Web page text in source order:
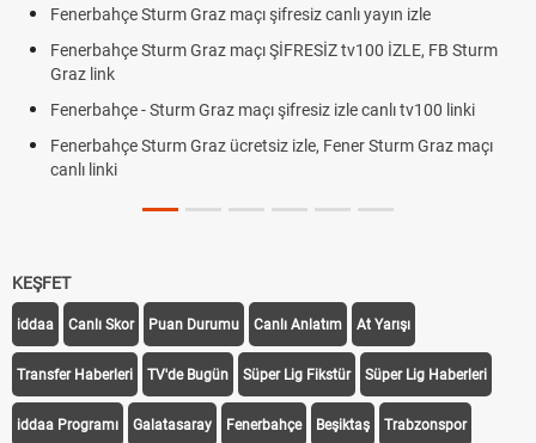
Fenerbahçe Sturm Graz maçı şifresiz canlı yayın izle
Fenerbahçe Sturm Graz maçı ŞİFRESİZ tv100 İZLE, FB Sturm
Graz link
Fenerbahçe - Sturm Graz maçı şifresiz izle canlı tv100 linki
Fenerbahçe Sturm Graz ücretsiz izle, Fener Sturm Graz maçı
canlı linki
KEŞFET
iddaa Canlı Skor Puan Durumu Canlı Anlatım At Yarışı
Transfer Haberleri TV'de Bugün Süper Lig Fikstür Süper Lig Haberleri
iddaa Programı Galatasaray Fenerbahçe Beşiktaş Trabzonspor